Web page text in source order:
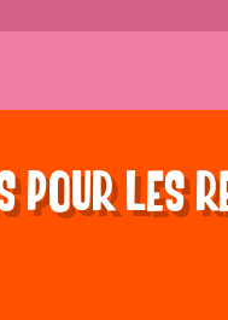
pour les